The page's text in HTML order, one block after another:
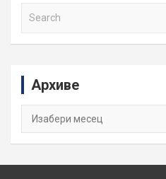
Архиве
Архиве